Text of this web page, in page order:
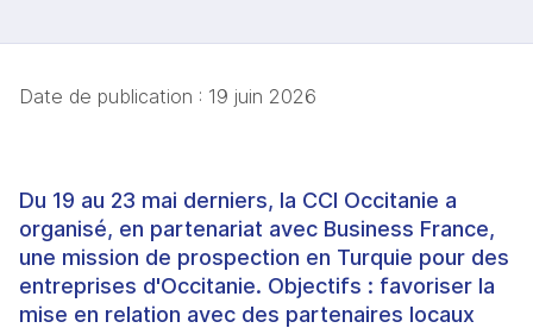
Date de publication : 19 juin 2026
Du 19 au 23 mai derniers, la CCI Occitanie a
organisé, en partenariat avec Business France,
une mission de prospection en Turquie pour des
entreprises d'Occitanie. Objectifs : favoriser la
mise en relation avec des partenaires locaux